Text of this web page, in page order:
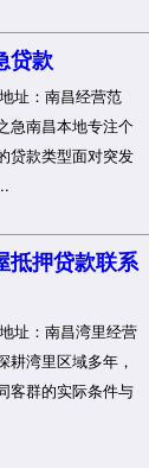
贷款
址：南昌经营范
急南昌本地专注个
贷款类型面对突发
抵押贷款联系
址：南昌湾里经营
耕湾里区域多年，
客群的实际条件与